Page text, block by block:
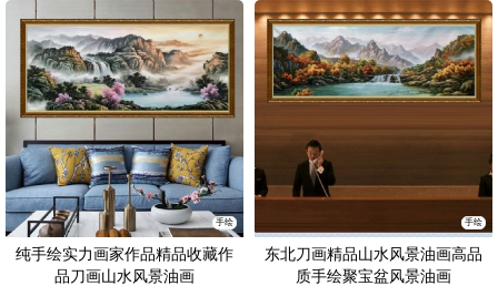
手绘
纯手绘实力画家作品精品收藏作
品刀画山水风景油画
手绘
东北刀画精品山水风景油画高品
质手绘聚宝盆风景油画